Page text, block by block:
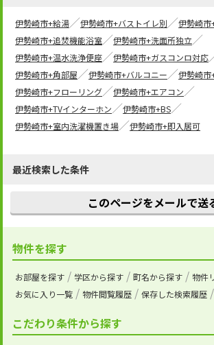
伊勢崎市+給湯 伊勢崎市+バストイレ別
伊勢崎市
伊勢崎市+追焚機能浴室
伊勢崎市+洗面所独立
伊勢崎市+温水洗浄便座
伊勢崎市+ガスコンロ対応
伊勢崎市+角部屋
伊勢崎市+バルコニー
伊勢崎市
伊勢崎市+フローリング
伊勢崎市+エアコン
伊勢崎市+TVインターホン
伊勢崎市+BS
伊勢崎市+室内洗濯機置き場
伊勢崎市+即入居可
最近検索した条件
このページをメールで送
物件を探す
お部屋を探す 学区から探す 町名から探す
物件
お気に入り一覧
物件閲覧履歴 保存した検索履歴
こだわり条件から探す